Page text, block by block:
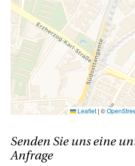
Leaflet | ©
Senden Sie uns eine
Anfrage